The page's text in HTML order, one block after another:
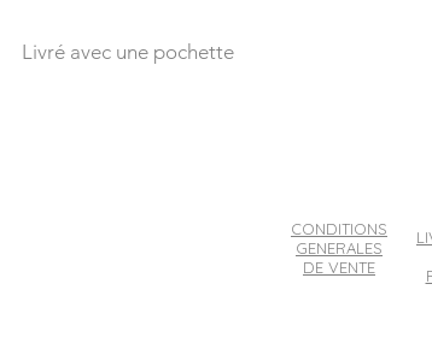
Livré avec une pochette
CONDITIONS
GENERALES
DE VENTE